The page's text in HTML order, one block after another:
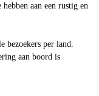
aan een rustig en
bezoekers per land.
aan boord is